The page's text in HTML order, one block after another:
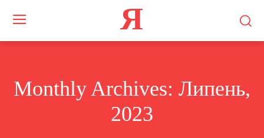
Я
Monthly Archives: Липень,
2023